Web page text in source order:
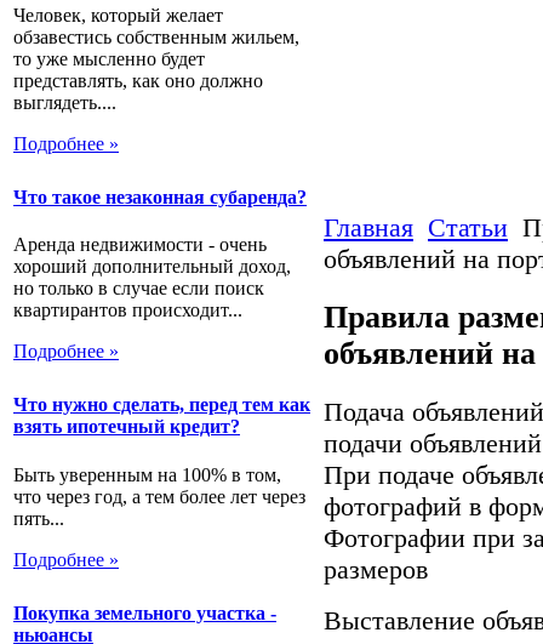
Человек, который желает
обзавестись собственным жильем,
то уже мысленно будет
представлять, как оно должно
выглядеть....
Подробнее »
Что такое незаконная субаренда?
Аренда недвижимости - очень
хороший дополнительный доход,
но только в случае если поиск
квартирантов происходит...
Подробнее »
Что нужно сделать, перед тем как
взять ипотечный кредит?
Быть уверенным на 100% в том,
что через год, а тем более лет через
пять...
Подробнее »
Покупка земельного участка -
ньюансы
Главная Статьи
объявлений на
Правила
объявлений на
Подача
подачи объявлений
При подаче
фотографий в
Фотографии при
размеров
Выставление